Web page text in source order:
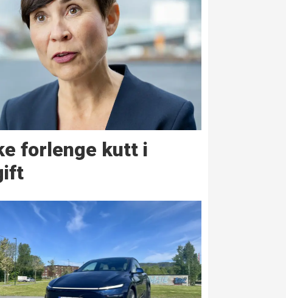
forlenge kutt i